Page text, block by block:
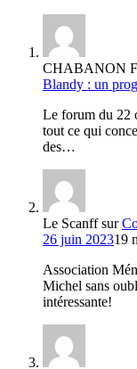
CHABANON
Blandy : un
Le forum du 22
tout ce qui
des…
Le Scanffsur
26 juin 202319
Association
Michel sans
intéressante!